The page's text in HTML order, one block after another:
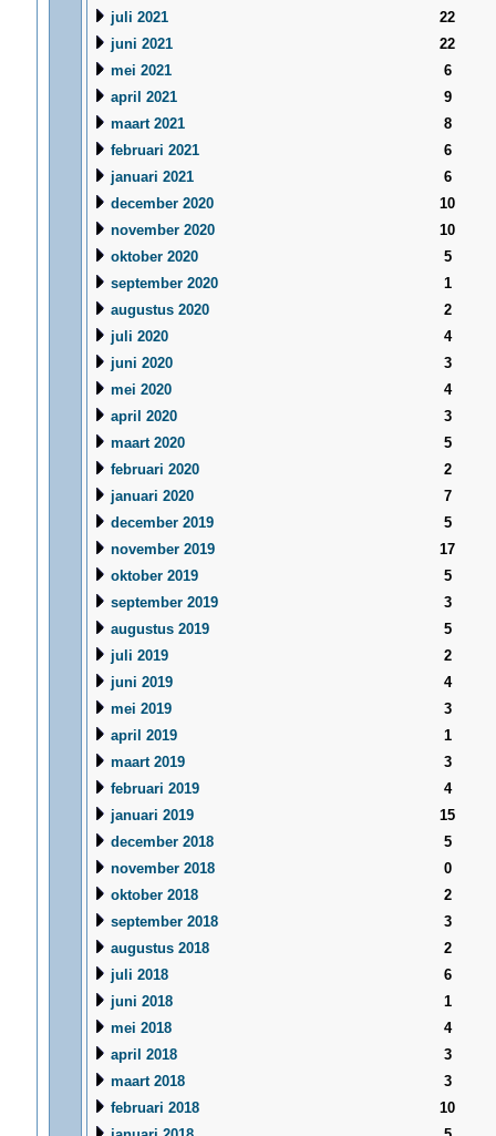
juli 2021
22
juni 2021
22
mei 2021
6
april 2021
9
maart 2021
8
februari 2021
6
januari 2021
6
december 2020
10
november 2020
10
oktober 2020
5
september 2020
1
augustus 2020
2
juli 2020
4
juni 2020
3
mei 2020
4
april 2020
3
maart 2020
5
februari 2020
2
januari 2020
7
december 2019
5
november 2019
17
oktober 2019
5
september 2019
3
augustus 2019
5
juli 2019
2
juni 2019
4
mei 2019
3
april 2019
1
maart 2019
3
februari 2019
4
januari 2019
15
december 2018
5
november 2018
0
oktober 2018
2
september 2018
3
augustus 2018
2
juli 2018
6
juni 2018
1
mei 2018
4
april 2018
3
maart 2018
3
februari 2018
10